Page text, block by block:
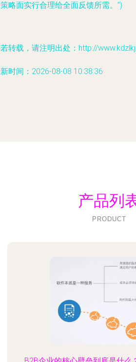
略面实行合理给全面反馈所需。”}
转载，请注明出处：http://
时间：2026-08-08 10:38:36
产品列
PRODUCT